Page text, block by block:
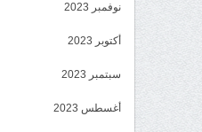
نوفمبر 2023
أكتوبر 2023
سبتمبر 2023
أغسطس 2023